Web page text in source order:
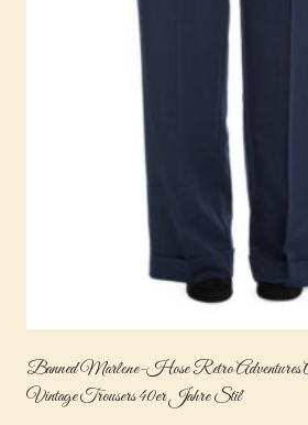
Banned Marlene-Hose Retro
Vintage Trousers 40er Jahre Stil